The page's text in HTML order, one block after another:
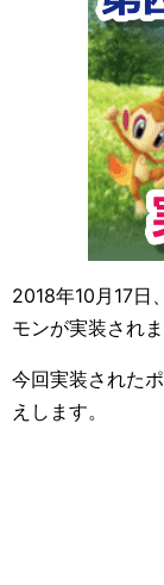
2018年10月17日
モンが実装されま
今回実装された
えします。